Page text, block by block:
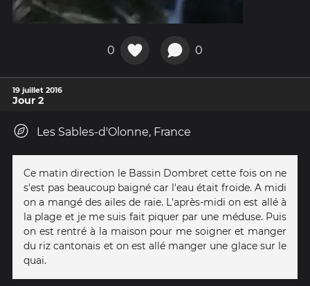
0 0
19 juillet 2016
Jour 2
Les Sables-d'Olonne, France
Ce matin direction le Bassin Dombret cette fois on ne
s'est pas beaucoup baigné car l'eau était froide. A midi
on a mangé des ailes de raie. L'après-midi on est allé à
la plage et je me suis fait piquer par une méduse. Puis
on est rentré à la maison pour me soigner et manger
du riz cantonais et on est allé manger une glace sur le
quai.